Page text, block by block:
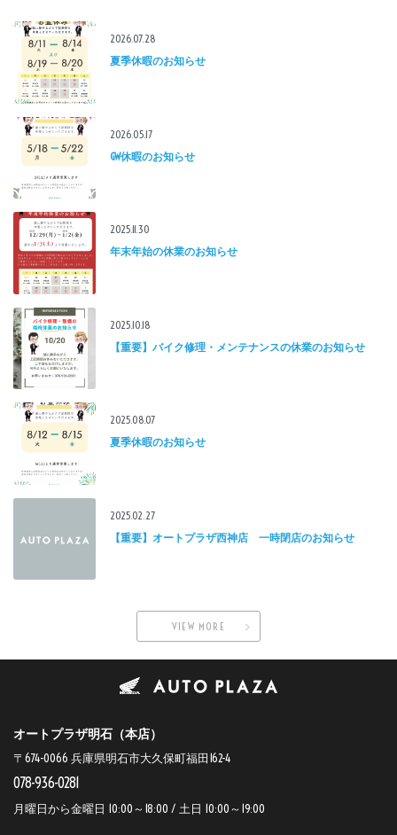
2026.07.28
夏季休暇のお知らせ
2026.05.17
GW休暇のお知らせ
2025.11.30
年末年始の休業のお知らせ
2025.10.18
【重要】バイク修理・メンテナンスの休業のお知らせ
2025.08.07
夏季休暇のお知らせ
2025.02.27
【重要】オートプラザ西神店 一時閉店のお知らせ
VIEW MORE
オートプラザ明石（本店）
〒674-0066 兵庫県明石市大久保町福田162-4
078-936-0281
月曜日から金曜日 10:00～18:00 / 土日 10:00～19:00